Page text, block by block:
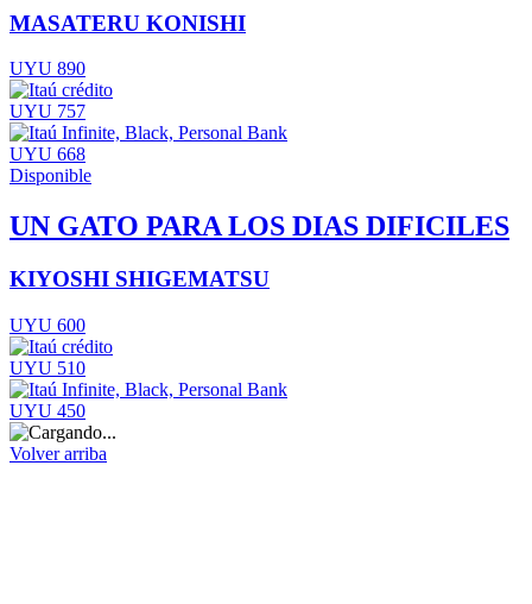
MASATERU KONISHI
UYU 890
UYU 757
UYU 668
Disponible
UN GATO PARA LOS DIAS DIFICILES
KIYOSHI SHIGEMATSU
UYU 600
UYU 510
UYU 450
Volver arriba